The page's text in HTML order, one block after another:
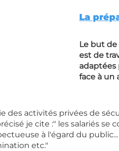
La
Le but
est de
adaptées
face à un
activités privées de
je cite :" les salariés
à l'égard du
etc."